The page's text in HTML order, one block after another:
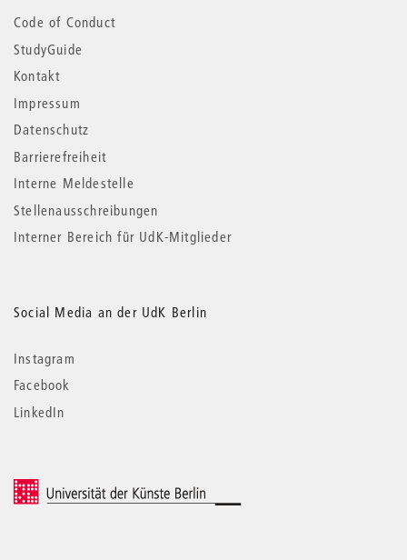
Code of Conduct
StudyGuide
Kontakt
Impressum
Datenschutz
Barrierefreiheit
Interne Meldestelle
Stellenausschreibungen
Interner Bereich für UdK-Mitglieder
Social Media an der UdK Berlin
Instagram
Facebook
LinkedIn
© 2026 Universität der Künste Berlin